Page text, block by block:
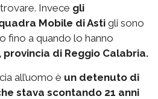
Invece gli
Mobile di Asti gli sono
fino a quando lo hanno
provincia di Reggio Calabria.
all’uomo è un detenuto di
stava scontando 21 anni